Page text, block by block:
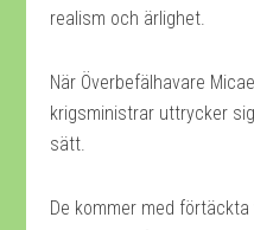
realism och ärlighet.
När Överbefälhavare
krigsministrar uttrycker
sätt.
De kommer med